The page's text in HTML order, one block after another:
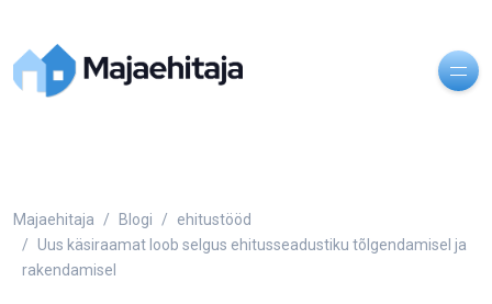
Majaehitaja Blogi
ehitustööd
Uus käsiraamat loob selgus ehitusseadustiku tõlgendamisel ja
rakendamisel